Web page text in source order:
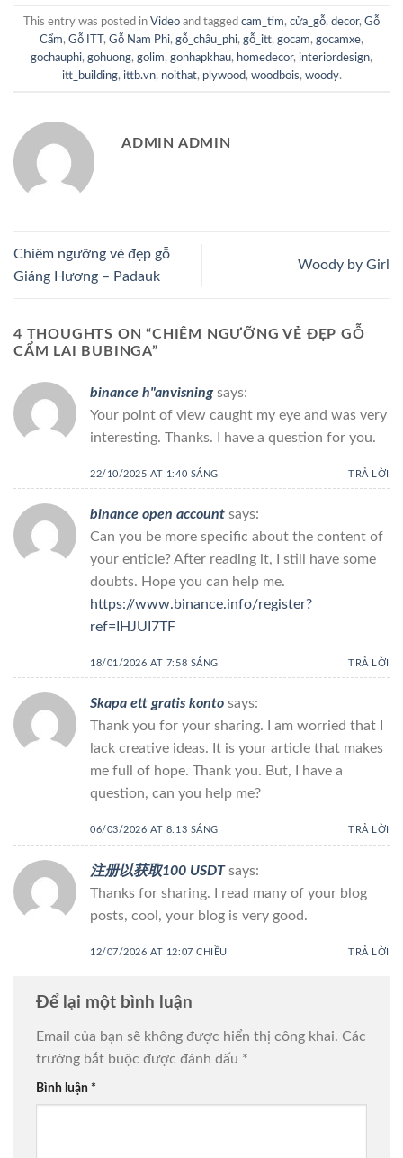
This entry was posted in Video and tagged cam_tim, cửa_gỗ, decor, Gỗ
Cẩm, Gỗ ITT , Gỗ Nam Phi, gỗ_châu_phi, gỗ_itt, gocam, gocamxe,
gochauphi, gohuong, golim, gonhapkhau, homedecor, interiordesign,
itt_building, ittb.vn, noithat, plywood, woodbois, woody.
ADMIN ADMIN
Chiêm ngưỡng vẻ đẹp gỗ
Giáng Hương – Padauk
Woody by Girl
4 THOUGHTS ON “CHIÊM NGƯỠNG VẺ ĐẸP GỖ
CẨM LAI BUBINGA”
binance h"anvisning says:
Your point of view caught my eye and was very
interesting. Thanks. I have a question for you.
22/10/2025 AT 1:40 SÁNG TRẢ LỜI
binance open account says:
Can you be more specific about the content of
your enticle? After reading it, I still have some
doubts. Hope you can help me.
https://www.binance.info/register?
ref=IHJUI7TF
18/01/2026 AT 7:58 SÁNG TRẢ LỜI
Skapa ett gratis konto says:
Thank you for your sharing. I am worried that I
lack creative ideas. It is your article that makes
me full of hope. Thank you. But, I have a
question, can you help me?
06/03/2026 AT 8:13 SÁNG TRẢ LỜI
注册以获取100 USDT says:
Thanks for sharing. I read many of your blog
posts, cool, your blog is very good.
12/07/2026 AT 12:07 CHIỀU TRẢ LỜI
Để lại một bình luận
Email của bạn sẽ không được hiển thị công khai. Các
trường bắt buộc được đánh dấu *
Bình luận *